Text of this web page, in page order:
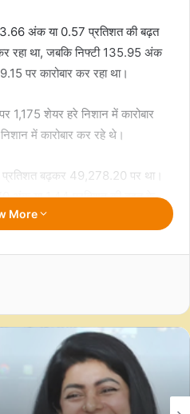
अंक या 0.57 प्रतिशत की बढ़त
रहा था, जबकि निफ्टी 135.95 अंक
पर कारोबार कर रहा था।
शेयर हरे निशान में कारोबार
में कारोबार कर रहे थे।
बढ़कर 49,278.20 पर था।
अंक या 1.44 प्रतिशत की बढ़त के
था। निफ्टी स्मॉलकैप 100 इंडेक्स
संकेतकों से पता चलता है कि जैसे-
आ रहा है, ट्रंप ट्रेड पीक पर
और बॉन्ड यील्ड में यह गिरावट
के कारण आई है, जिससे इस
More